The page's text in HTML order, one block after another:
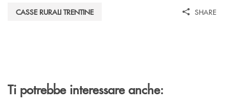
CASSE RURALI TRENTINE SHARE
Ti potrebbe interessare anche: